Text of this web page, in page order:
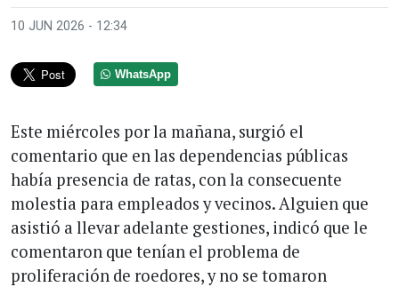
10 JUN 2026 - 12:34
WhatsApp
Este miércoles por la mañana, surgió el
comentario que en las dependencias públicas
había presencia de ratas, con la consecuente
molestia para empleados y vecinos. Alguien que
asistió a llevar adelante gestiones, indicó que le
comentaron que tenían el problema de
proliferación de roedores, y no se tomaron